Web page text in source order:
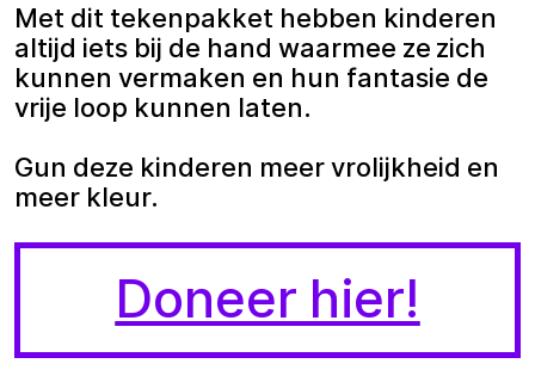
Met dit tekenpakket hebben kinderen
altijd iets bij de hand waarmee ze zich
kunnen vermaken en hun fantasie de
vrije loop kunnen laten.
Gun deze kinderen meer vrolijkheid en
meer kleur.
Doneer hier!